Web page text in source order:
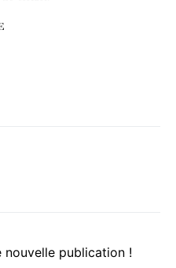
nouvelle publication !